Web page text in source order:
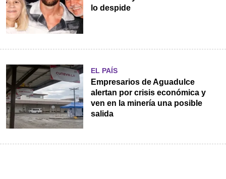
lo despide
EL PAÍS
Empresarios de Aguadulce
alertan por crisis económica y
ven en la minería una posible
salida